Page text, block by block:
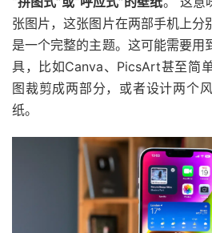
张图片，这张图片在两部手机上分
是一个完整的主题。这可能需要用
具，比如Canva、PicsArt甚至简
图裁剪成两部分，或者设计两个
纸。